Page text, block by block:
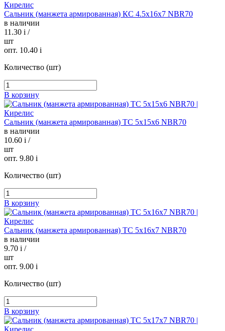
Сальник (манжета армированная) КС 4.5х16х7 NBR70
в наличии
11.30 i /
шт
опт. 10.40 i
Количество (шт)
В корзину
Сальник (манжета армированная) TC 5х15х6 NBR70
в наличии
10.60 i /
шт
опт. 9.80 i
Количество (шт)
В корзину
Сальник (манжета армированная) TC 5х16х7 NBR70
в наличии
9.70 i /
шт
опт. 9.00 i
Количество (шт)
В корзину